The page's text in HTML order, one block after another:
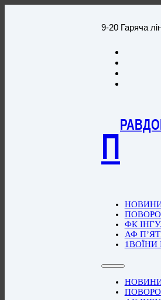
9-20 Гаряча
П
ФК
АФ
1ВОЇНИ